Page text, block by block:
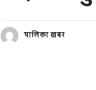
पालिका खबर